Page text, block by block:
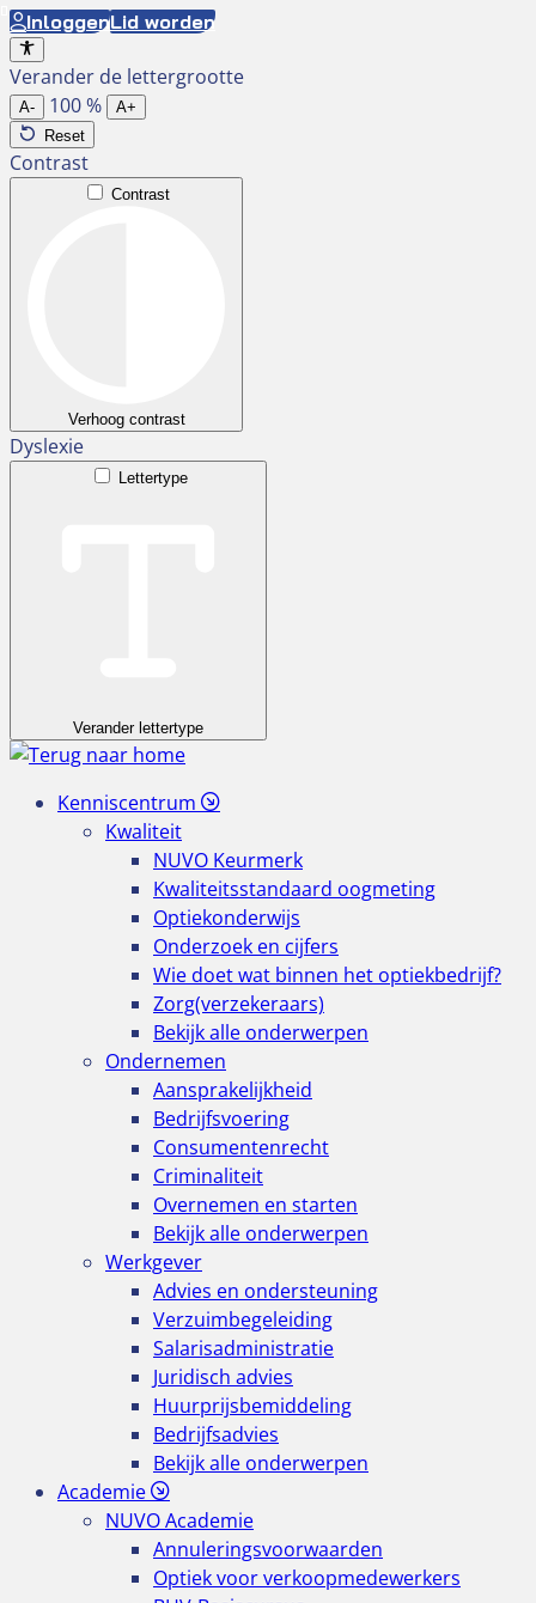
Ga
naar
de
inhoud
InloggenLid worden
Verander de lettergrootte
A- 100%
A+
Reset
Contrast
Contrast
Verhoog contrast
Dyslexie
Lettertype
Verander lettertype
Kenniscentrum
Kwaliteit
NUVO Keurmerk
Kwaliteitsstandaard oogmeting
Optiekonderwijs
Onderzoek en cijfers
Wie doet wat binnen het optiekbedrijf?
Zorg(verzekeraars)
Bekijk alle onderwerpen
Ondernemen
Aansprakelijkheid
Bedrijfsvoering
Consumentenrecht
Criminaliteit
Overnemen en starten
Bekijk alle onderwerpen
Werkgever
Advies en ondersteuning
Verzuimbegeleiding
Salarisadministratie
Juridisch advies
Huurprijsbemiddeling
Bedrijfsadvies
Bekijk alle onderwerpen
Academie
NUVO Academie
Annuleringsvoorwaarden
Optiek voor verkoopmedewerkers